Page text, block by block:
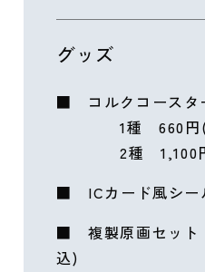
グッズ
■ コルクコース
1種 660円(
2種 1,100円
■ ICカード風シ
■ 複製原画セッ
込)